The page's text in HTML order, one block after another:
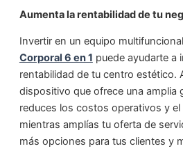
Aumenta la rentabilidad de tu
Invertir en un equipo
Corporal 6 en 1 puede ayudarte a
rentabilidad de tu centro estético.
dispositivo que ofrece una amplia
reduces los costos operativos y el
mientras amplías tu oferta de
más opciones para tus clientes y